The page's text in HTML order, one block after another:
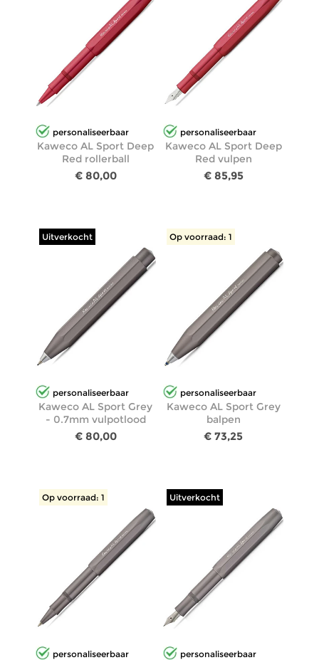
personaliseerbaar
Kaweco AL Sport Deep
Red rollerball
€ 80,00
personaliseerbaar
Kaweco AL Sport Deep
Red vulpen
€ 85,95
personaliseerbaar
Uitverkocht
Kaweco AL Sport Grey
- 0.7mm vulpotlood
€ 80,00
personaliseerbaar
Op voorraad: 1
Kaweco AL Sport Grey
balpen
€ 73,25
personaliseerbaar
Op voorraad: 1
personaliseerbaar
Uitverkocht